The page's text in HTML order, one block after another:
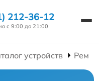
212-36-12
с 9:00 до 21:00
устройств